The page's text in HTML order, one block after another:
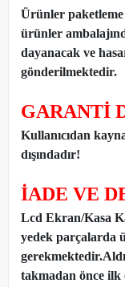
Ürünler
ürünler
dayanacak ve
gönderilmektedir.
GARANTİ
Kullanıcıdan
dışındadır!
İADE VE
Lcd Ekran/Kasa
yedek parçalarda
takmadan önce ilk